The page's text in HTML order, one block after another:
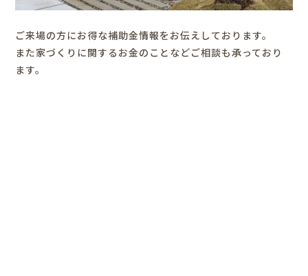
ご来場の方にお得な補助金情報をお伝えしております。
また家づくりに関するお金のことなどご相談も承っており
ます。